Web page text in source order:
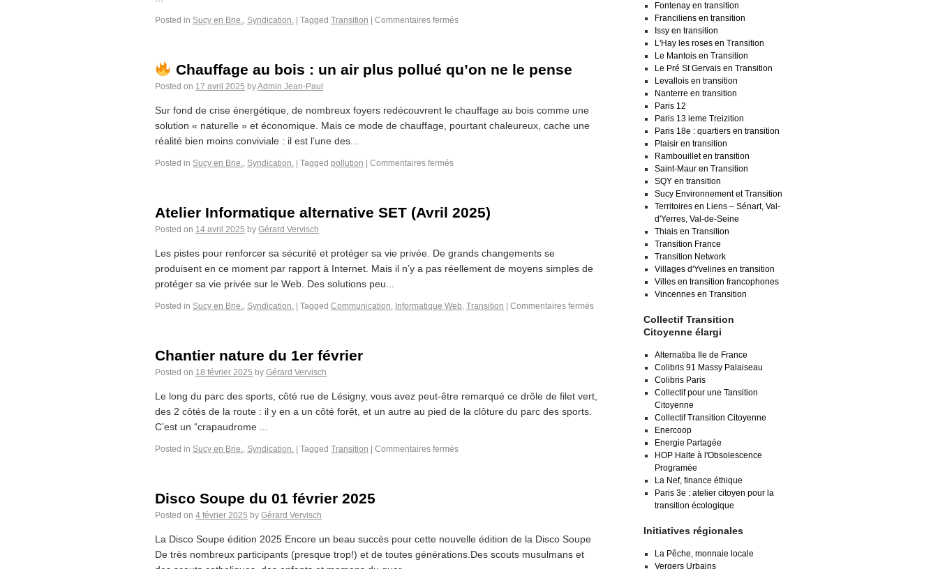
Posted in Sucy en Brie., Syndication. Tagged Transition Commentaires fermés
Chauffage au bois : un air plus pollué qu’on ne le pense
Posted on 17 avril 2025 byAdmin Jean-Paul
Sur fond de crise énergétique, de nombreux foyers redécouvrent le chauffage au bois comme une
solution « naturelle » et économique. Mais ce mode de chauffage, pourtant chaleureux, cache une
réalité bien moins conviviale : il est l’une des...
Posted in Sucy en Brie., Syndication. Tagged pollution Commentaires fermés
Atelier Informatique alternative SET (Avril 2025)
Posted on 14 avril 2025 by Gérard Vervisch
Les pistes pour renforcer sa sécurité et protéger sa vie privée. De grands changements se
produisent en ce moment par rapport à Internet. Mais il n’y a pas réellement de moyens simples de
protéger sa vie privée sur le Web. Des solutions peu...
Posted in Sucy en Brie., Syndication. Tagged Communication, Informatique Web, Transition Commentaires fermés
Chantier nature du 1er février
Posted on 18 février 2025 by Gérard Vervisch
Le long du parc des sports, côté rue de Lésigny, vous avez peut-être remarqué ce drôle de filet vert,
des 2 côtés de la route : il y en a un côté forêt, et un autre au pied de la clôture du parc des sports.
C’est un “crapaudrome ...
Posted in Sucy en Brie., Syndication. Tagged Transition Commentaires fermés
Disco Soupe du 01 février 2025
Posted on 4 février 2025 by Gérard Vervisch
La Disco Soupe édition 2025 Encore un beau succès pour cette nouvelle édition de la Disco Soupe
De très nombreux participants (presque trop!) et de toutes générations.Des scouts musulmans et
Fontenay en transition
Franciliens en transition
Issy en transition
L'Hay les roses en Transition
Le Mantois en Transition
Le Pré St Gervais en Transition
Levallois en transition
Nanterre en transition
Paris 12
Paris 13 ieme Treizition
Paris 18e : quartiers en transition
Plaisir en transition
Rambouillet en transition
Saint-Maur en Transition
SQY en transition
Sucy Environnement et Transition
Territoires en Liens – Sénart, Val-
d'Yerres, Val-de-Seine
Thiais en Transition
Transition France
Transition Network
Villages d'Yvelines en transition
Villes en transition francophones
Vincennes en Transition
Collectif Transition
Citoyenne élargi
Alternatiba Ile de France
Colibris 91 Massy Palaiseau
Colibris Paris
Collectif pour une Tansition
Citoyenne
Collectif Transition Citoyenne
Enercoop
Energie Partagée
HOP Halte à l'Obsolescence
Programée
La Nef, finance éthique
Paris 3e : atelier citoyen pour la
transition écologique
Initiatives régionales
La Pêche, monnaie locale
Vergers Urbains